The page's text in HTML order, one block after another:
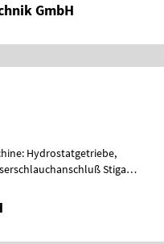
GmbH
Hydrostatgetriebe,
Stiga